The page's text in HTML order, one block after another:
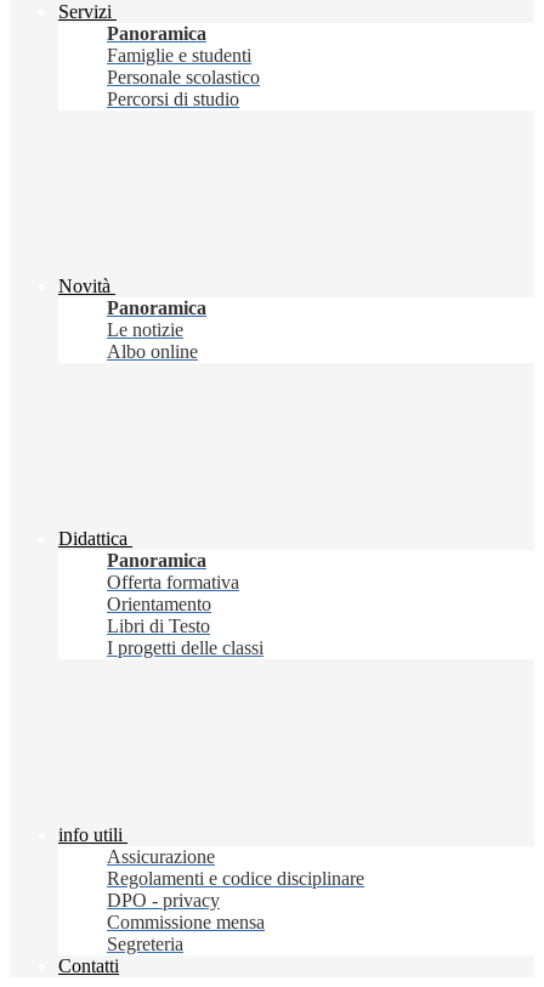
Servizi
Panoramica
Famiglie e studenti
Personale scolastico
Percorsi di studio
Novità
Panoramica
Le notizie
Albo online
Didattica
Panoramica
Offerta formativa
Orientamento
Libri di Testo
I progetti delle classi
info utili
Assicurazione
Regolamenti e codice disciplinare
DPO - privacy
Commissione mensa
Segreteria
Contatti